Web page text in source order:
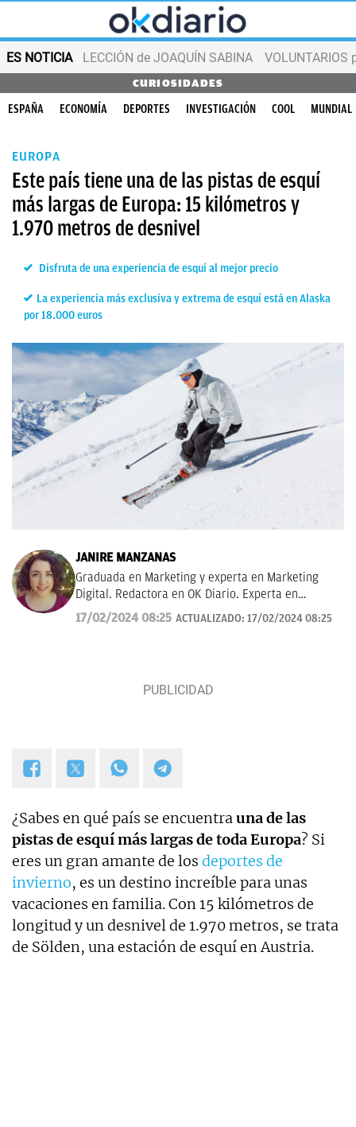
ES NOTICIA LECCIÓN de JOAQUÍN SABINA VOLUNTARIOS
CURIOSIDADES
ESPAÑA ECONOMÍA DEPORTES INVESTIGACIÓN COOL MUNDIAL
EUROPA
Este país tiene una de las pistas de esquí
más largas de Europa: 15 kilómetros y
1.970 metros de desnivel
Disfruta de una experiencia de esquí al mejor precio
La experiencia más exclusiva y extrema de esquí está en Alaska
por 18.000 euros
JANIRE MANZANAS
Graduada en Marketing y experta en Marketing
Digital. Redactora en OK Diario. Experta en
curiosidades, mascotas, consumo y Lotería de
Navidad.
17/02/2024 08:25 ACTUALIZADO: 17/02/2024 08:25
¿Sabes en qué país se encuentrauna de las
pistas de esquí más largas de toda Europa? Si
eres un gran amante de los deportes de
invierno, es un destino increíble para unas
vacaciones en familia. Con 15 kilómetros de
longitud y un desnivel de 1.970 metros, se trata
de Sölden, una estación de esquí en Austria.